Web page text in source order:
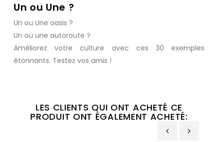
Un ou Une ?
Un ou Une oasis ?
Un ou une autoroute ?
Améliorez votre culture avec ces 30 exemples
étonnants. Testez vos amis !
LES CLIENTS QUI ONT ACHETÉ CE
PRODUIT ONT ÉGALEMENT ACHETÉ: